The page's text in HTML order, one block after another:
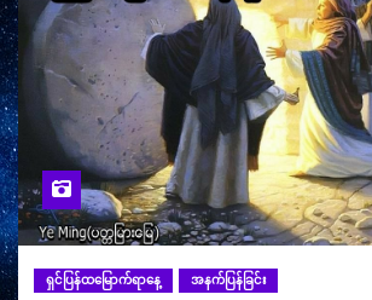
ရှင်ပြန်ထမြောက်ရာနေ့ အနက်ပြန်ခြင်း